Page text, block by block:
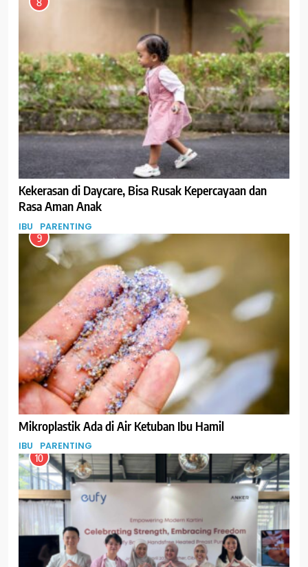
Kekerasan di Daycare, Bisa Rusak Kepercayaan dan
Rasa Aman Anak
IBU PARENTING
9
Mikroplastik Ada di Air Ketuban Ibu Hamil
IBU PARENTING
10